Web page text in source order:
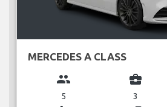
MERCEDES A CLASS
group
5
business_center
3